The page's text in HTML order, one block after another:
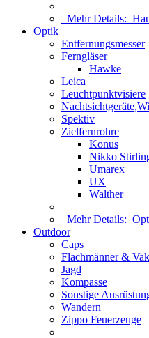
Mehr Details:
Optik
Entfernungsmesser
Ferngläser
Hawke
Leica
Leuchtpunktvisiere
Spektiv
Zielfernrohre
Konus
Nikko
Umarex
UX
Walther
Mehr Details:
Outdoor
Caps
Flachmänner &
Jagd
Kompasse
Sonstige
Wandern
Zippo Feuerzeuge